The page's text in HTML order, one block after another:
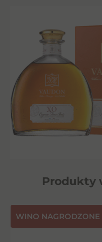
Produkty
⁠WINO NAGRODZONE